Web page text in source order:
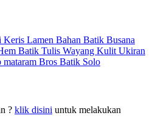
Keris Lamen Bahan Batik Busana
Batik Tulis Wayang Kulit Ukiran
mataram Bros Batik Solo
? klik disini untuk melakukan